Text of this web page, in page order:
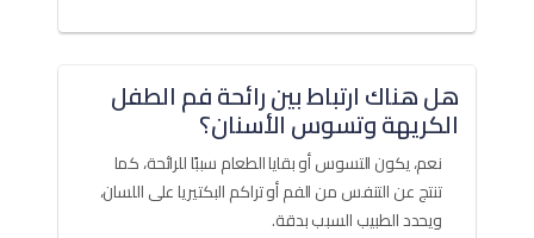
هل هناك ارتباط بين رائحة فم الطفل
الكريهة وتسوس الأسنان؟
نعم، يكون التسوس أو بقايا الطعام سببًا للرائحة، كما
تنتج عن التنفس من الفم أو تراكم البكتيريا على اللسان،
ويحدد الطبيب السبب بدقة.